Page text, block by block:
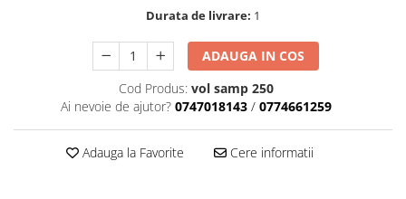
Durata de livrare: 1
ADAUGA IN COS
Cod Produs: vol samp 250
Ai nevoie de ajutor? 0747018143 / 0774661259
Adauga la Favorite Cere informatii